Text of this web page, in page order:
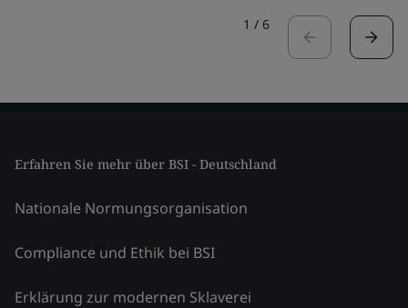
1 / 6
Erfahren Sie mehr über BSI - Deutschland
Nationale Normungsorganisation
Compliance und Ethik bei BSI
Erklärung zur modernen Sklaverei